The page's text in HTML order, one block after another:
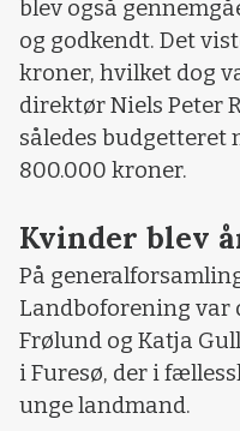
blev også
og godkendt. Det
kroner, hvilket dog
direktør Niels Peter
således budgetteret
800.000 kroner.
Kvinder blev
På
Landboforening var
Frølund og Katja
i Furesø, der i
unge landmand.